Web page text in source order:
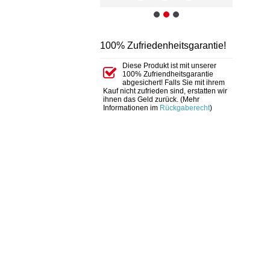
100% Zufriedenheitsgarantie!
Diese Produkt ist mit unserer
100% Zufriendheitsgarantie
abgesichert! Falls Sie mit ihrem
Kauf nicht zufrieden sind, erstatten wir
ihnen das Geld zurück. (Mehr
Informationen im Rückgaberecht)